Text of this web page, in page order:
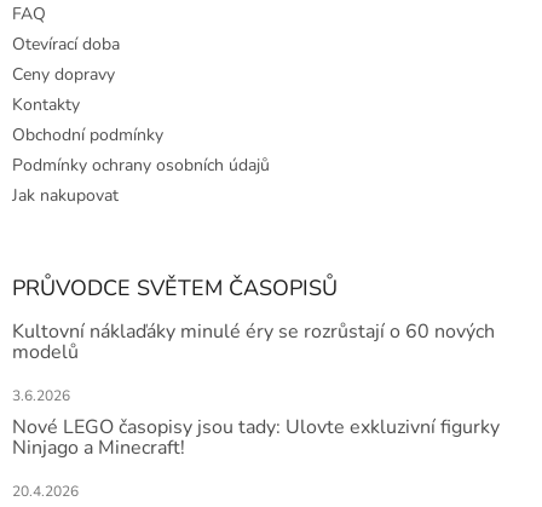
FAQ
Otevírací doba
Ceny dopravy
Kontakty
Obchodní podmínky
Podmínky ochrany osobních údajů
Jak nakupovat
PRŮVODCE SVĚTEM ČASOPISŮ
Kultovní náklaďáky minulé éry se rozrůstají o 60 nových
modelů
3.6.2026
Nové LEGO časopisy jsou tady: Ulovte exkluzivní figurky
Ninjago a Minecraft!
20.4.2026